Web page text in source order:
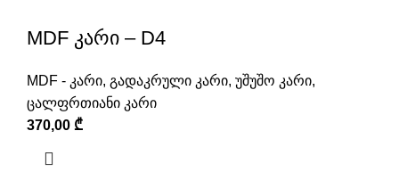
MDF კარი – D4
MDF - კარი, გადაკრული კარი, უშუშო კარი,
ცალფრთიანი კარი
370,00 ₾